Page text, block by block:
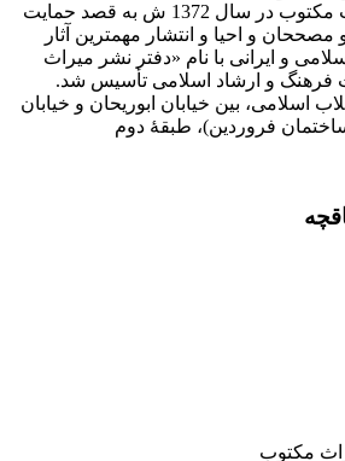
مؤسسه پژوهشی میراث مكتوب در سال 1372 ش به قصد حمایت
و احیا و انتشار مهمترین آثار
و ایرانی با نام «دفتر نشر میراث
فرهنگ و ارشاد اسلامی تأسیس شد.
اسلامی، بین خیابان ابوریحان و خیابان